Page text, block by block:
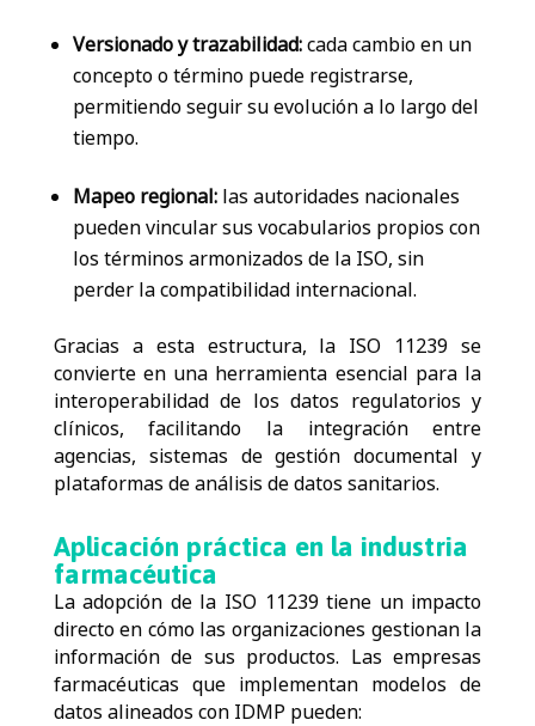
Versionado y trazabilidad:cada cambio en un
concepto o término puede registrarse,
permitiendo seguir su evolución a lo largo del
tiempo.
Mapeo regional:las autoridades nacionales
pueden vincular sus vocabularios propios con
los términos armonizados de la ISO, sin
perder la compatibilidad internacional.
Gracias a esta estructura, la ISO 11239 se
convierte en una herramienta esencial para la
interoperabilidad de los datos regulatorios y
clínicos, facilitando la integración entre
agencias, sistemas de gestión documental y
plataformas de análisis de datos sanitarios.
Aplicación práctica en la industria
farmacéutica
La adopción de la ISO 11239 tiene un impacto
directo en cómo las organizaciones gestionan la
información de sus productos. Las empresas
farmacéuticas que implementan modelos de
datos alineados con IDMP pueden: